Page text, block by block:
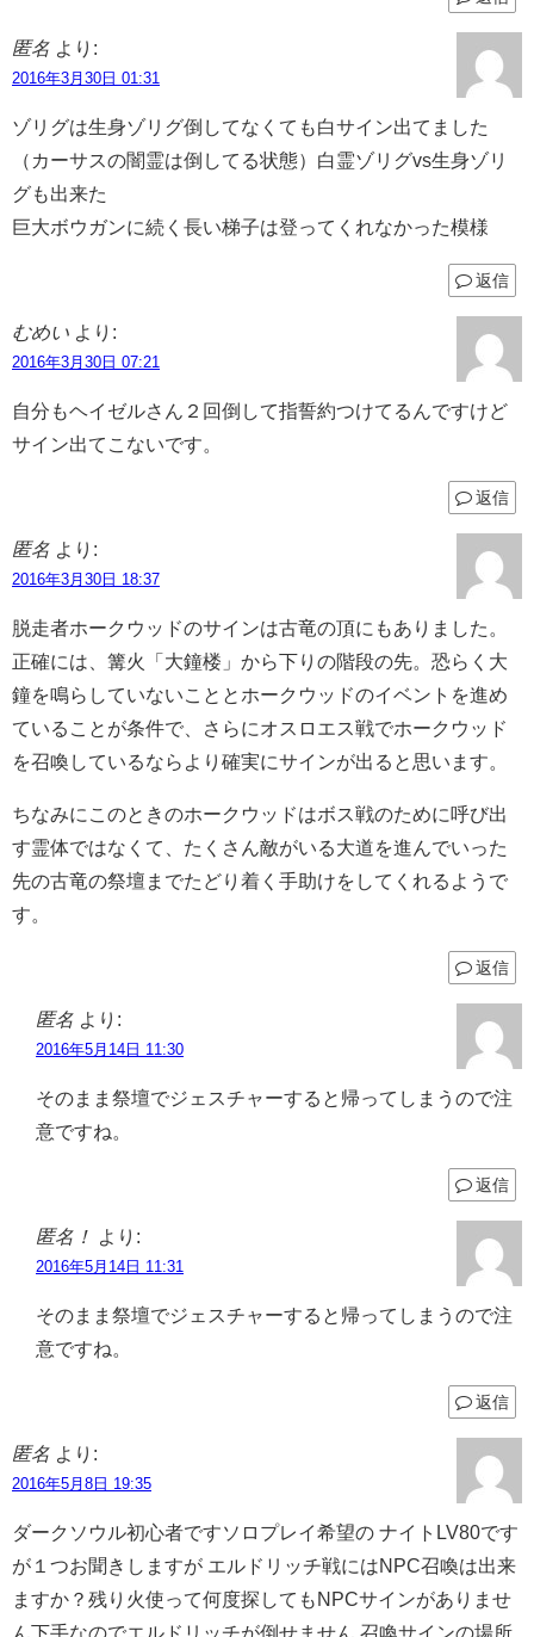
匿名 より:
2016年3月30日 01:31
ゾリグは生身ゾリグ倒してなくても白サイン出てました
（カーサスの闇霊は倒してる状態）白霊ゾリグvs生身ゾリ
グも出来た
巨大ボウガンに続く長い梯子は登ってくれなかった模様
返信
むめい より:
2016年3月30日 07:21
自分もヘイゼルさん２回倒して指誓約つけてるんですけど
サイン出てこないです。
返信
匿名 より:
2016年3月30日 18:37
脱走者ホークウッドのサインは古竜の頂にもありました。
正確には、篝火「大鐘楼」から下りの階段の先。恐らく大
鐘を鳴らしていないこととホークウッドのイベントを進め
ていることが条件で、さらにオスロエス戦でホークウッド
を召喚しているならより確実にサインが出ると思います。
ちなみにこのときのホークウッドはボス戦のために呼び出
す霊体ではなくて、たくさん敵がいる大道を進んでいった
先の古竜の祭壇までたどり着く手助けをしてくれるようで
す。
返信
匿名 より:
2016年5月14日 11:30
そのまま祭壇でジェスチャーすると帰ってしまうので注
意ですね。
返信
匿名！ より:
2016年5月14日 11:31
そのまま祭壇でジェスチャーすると帰ってしまうので注
意ですね。
返信
匿名 より:
2016年5月8日 19:35
ダークソウル初心者ですソロプレイ希望の ナイトLV80です
が１つお聞きしますが エルドリッチ戦にはNPC召喚は出来
ますか？残り火使って何度探してもNPCサインがありませ